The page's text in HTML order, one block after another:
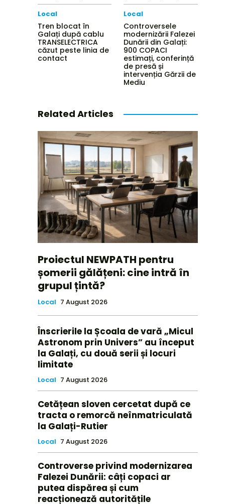
Local
Tren blocat în
Galați după cablu
TRANSELECTRICA
căzut peste linia de
contact
Local
Controversele
modernizării Falezei
Dunării din Galați:
900 COPACI
estimați, conferință
de presă și
intervenția Gărzii de
Mediu
Related Articles
Proiectul NEWPATH pentru
șomerii gălățeni: cine intră în
grupul țintă?
Local 7 August 2026
Înscrierile la Școala de vară „Micul
Astronom prin Univers” au început
la Galați, cu două serii și locuri
limitate
Local 7 August 2026
Cetățean sloven cercetat după ce
tracta o remorcă neînmatriculată
la Galați-Rutier
Local 7 August 2026
Controverse privind modernizarea
Falezei Dunării: câți copaci ar
putea dispărea și cum
reacționează autoritățile